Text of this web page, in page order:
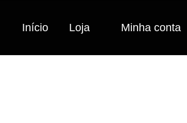
Início Loja Minha conta